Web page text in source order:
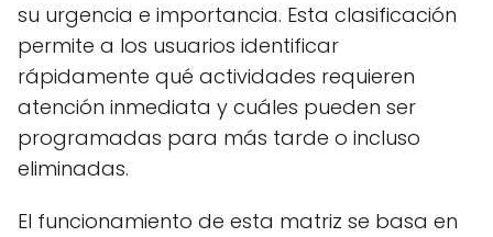
su urgencia e importancia. Esta clasificación
permite a los usuarios identificar
rápidamente qué actividades requieren
atención inmediata y cuáles pueden ser
programadas para más tarde o incluso
eliminadas.
El funcionamiento de esta matriz se basa en